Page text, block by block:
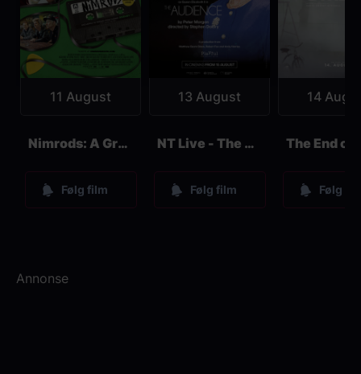
11 August
Nimrods: A Green Day Comedy
Følg film
13 August
NT Live - The Audience
Følg film
14
Følg
Annonse